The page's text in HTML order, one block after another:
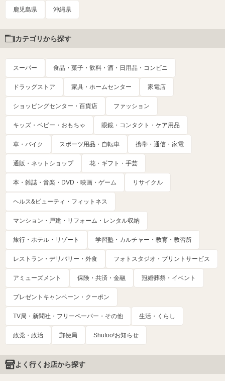
鹿児島県 沖縄県
カテゴリから探す
スーパー 食品・菓子・飲料・酒・日用品・コンビニ
ドラッグストア 家具・ホームセンター 家電店
ショッピングセンター・百貨店 ファッション
キッズ・ベビー・おもちゃ 眼鏡・コンタクト・ケア用品
車・バイク スポーツ用品・自転車 携帯・通信・家電
通販・ネットショップ 花・ギフト・手芸
本・雑誌・音楽・DVD・映画・ゲーム リサイクル
ヘルス&ビューティ・フィットネス
マンション・戸建・リフォーム・レンタル収納
旅行・ホテル・リゾート 学習塾・カルチャー・教育・教習所
レストラン・デリバリー・外食 フォトスタジオ・プリントサービス
アミューズメント 保険・共済・金融 冠婚葬祭・イベント
プレゼントキャンペーン・クーポン
TV局・新聞社・フリーペーパー・その他 生活・くらし
政党・政治 郵便局 Shufoo!お知らせ
よく行くお店から探す